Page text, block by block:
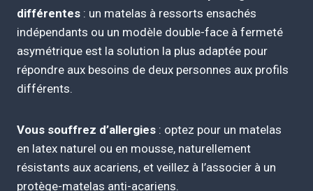
différentes : un matelas à ressorts ensachés
indépendants ou un modèle double-face à fermeté
asymétrique est la solution la plus adaptée pour
répondre aux besoins de deux personnes aux profils
différents.
Vous souffrez d’allergies : optez pour un matelas
en latex naturel ou en mousse, naturellement
résistants aux acariens, et veillez à l’associer à un
protège-matelas anti-acariens.